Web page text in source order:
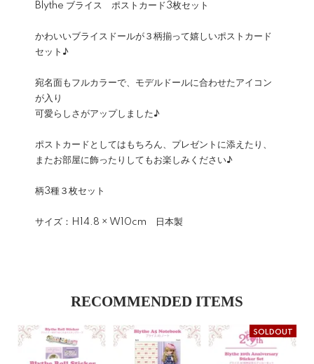
Blythe ブライス ポストカード3枚セット
かわいいブライスドールが３柄揃って嬉しいポストカード
セット♪
宛名面もフルカラーで、モデルドールに合わせたアイコン
が入り
可愛らしさがアップしました♪
ポストカードとしてはもちろん、プレゼントに添えたり、
またお部屋に飾ったりしてもお楽しみください♪
柄3種３枚セット
サイズ：H14.8 × W10cm 日本製
RECOMMENDED ITEMS
SOLDOUT